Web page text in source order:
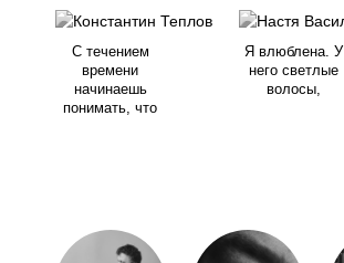
С течением
времени
начинаешь
понимать, что
Я влюблена. У
него светлые
волосы,